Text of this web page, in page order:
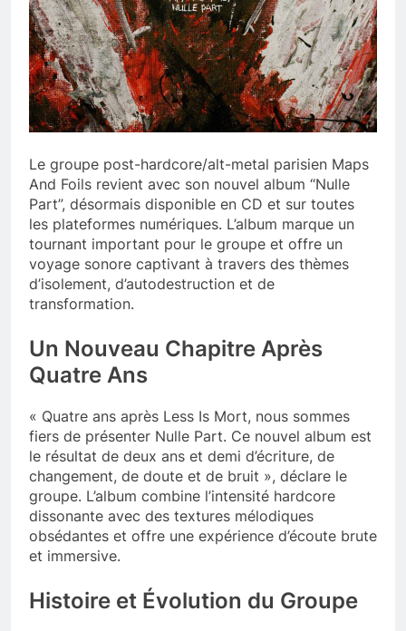
Le groupe post-hardcore/alt-metal parisien Maps
And Foils revient avec son nouvel album “Nulle
Part”, désormais disponible en CD et sur toutes
les plateformes numériques. L’album marque un
tournant important pour le groupe et offre un
voyage sonore captivant à travers des thèmes
d’isolement, d’autodestruction et de
transformation.
Un Nouveau Chapitre Après
Quatre Ans
« Quatre ans après Less Is Mort, nous sommes
fiers de présenter Nulle Part. Ce nouvel album est
le résultat de deux ans et demi d’écriture, de
changement, de doute et de bruit », déclare le
groupe. L’album combine l’intensité hardcore
dissonante avec des textures mélodiques
obsédantes et offre une expérience d’écoute brute
et immersive.
Histoire et Évolution du Groupe